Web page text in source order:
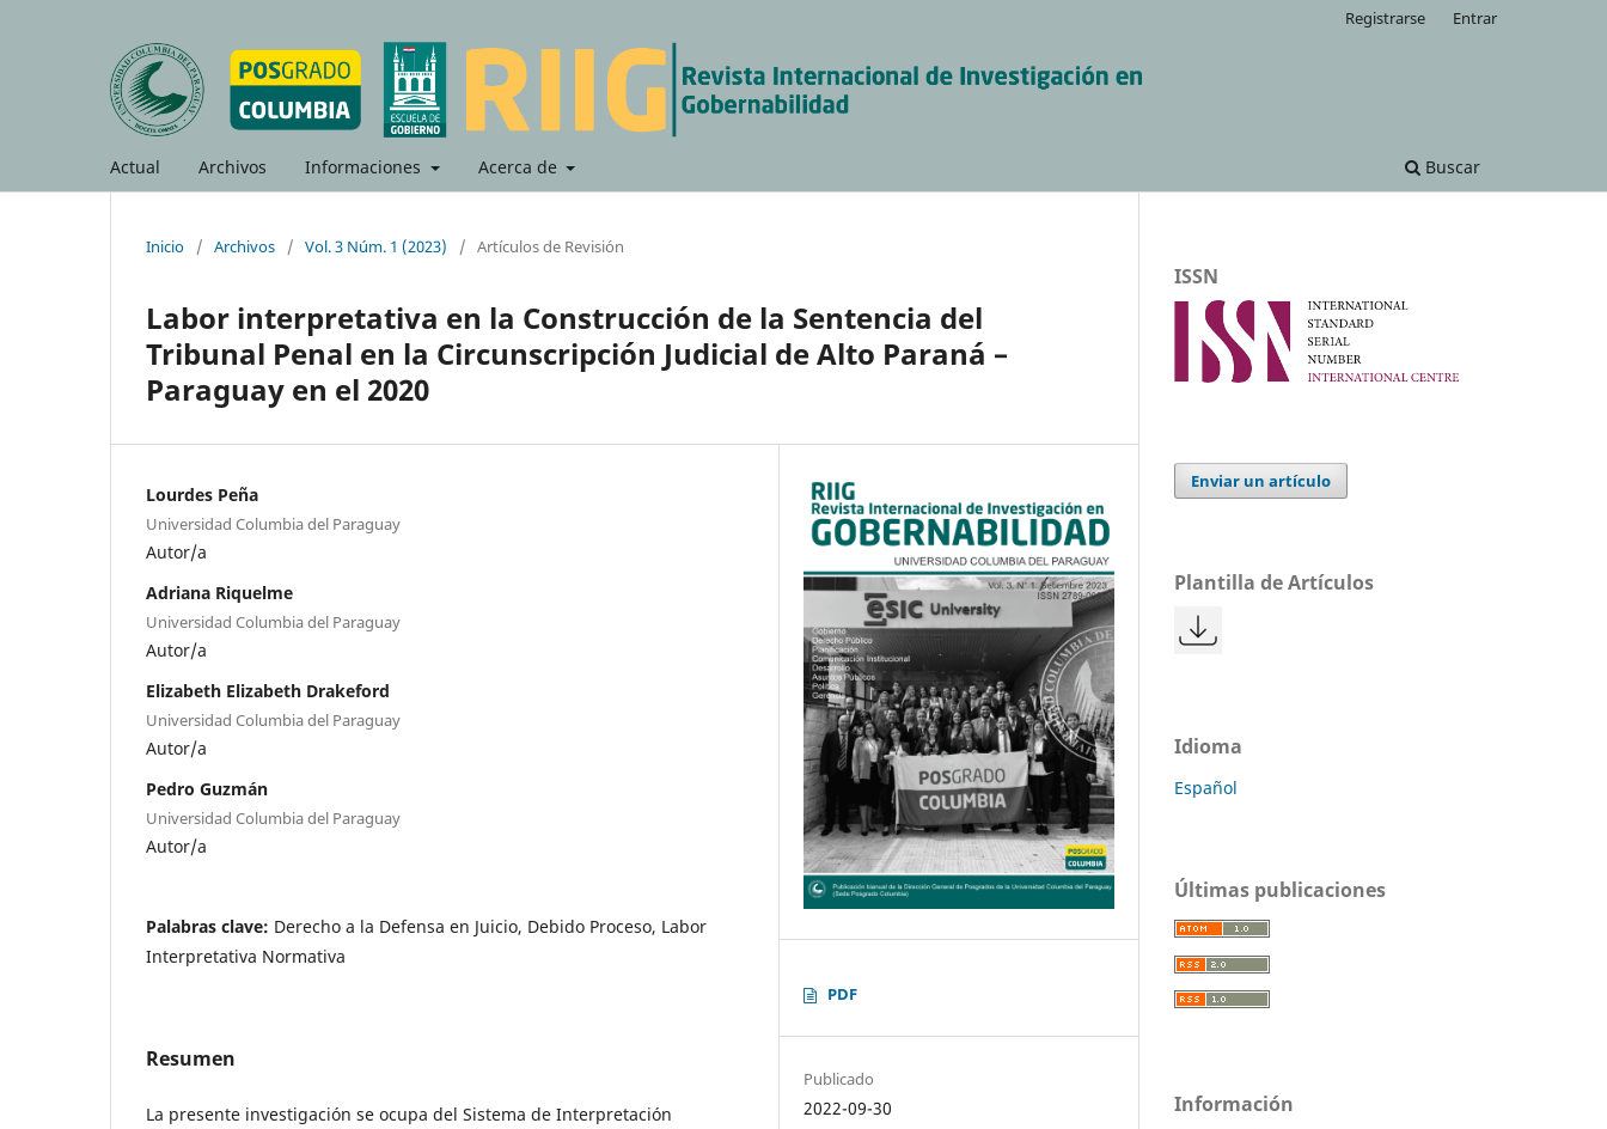
Actual Archivos Informaciones Acerca de Buscar
Registrarse Entrar
Inicio / Archivos / Vol. 3 Núm. 1 (2023) / Artículos de Revisión
Labor interpretativa en la Construcción de la Sentencia del
Tribunal Penal en la Circunscripción Judicial de Alto Paraná –
Paraguay en el 2020
Lourdes Peña
Universidad Columbia del Paraguay
Autor/a
Adriana Riquelme
Universidad Columbia del Paraguay
Autor/a
Elizabeth Elizabeth Drakeford
Universidad Columbia del Paraguay
Autor/a
Pedro Guzmán
Universidad Columbia del Paraguay
Autor/a
Palabras clave: Derecho a la Defensa en Juicio, Debido Proceso, Labor
Interpretativa Normativa
Resumen
La presente investigación se ocupa del Sistema de Interpretación
PDF
Publicado
2022-09-30
ISSN
Enviar un artículo
Plantilla de Artículos
Idioma
Español
Últimas publicaciones
Información